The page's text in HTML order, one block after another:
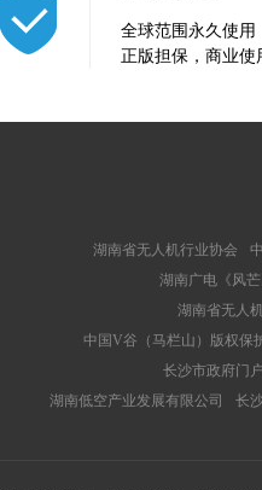
全球范围永久使用
正版担保，商业使
湖南省无人机行业协会
湖南广电《风
湖南省无人
中国V谷（马栏山）版权保
长沙市政府门
长
湖南低空产业发展有限公司